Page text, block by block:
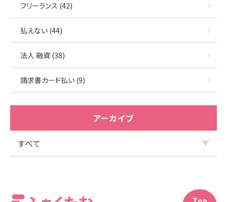
フリーランス (42)
払えない (44)
法人 融資 (38)
請求書カード払い (9)
アーカイブ